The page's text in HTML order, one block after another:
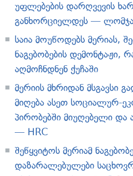
უფლებების დარღვევის
განხორციელდეს —
საია მოუწოდებს მერიას,
ნაგებობების დემონტაჟი,
აღმოჩნდნენ ქუჩაში
მერიის მხრიდან მსგავსი
მიღება ასეთ სოციალურ-
პირობებში მიუღებელი და
— HRC
შეწყვიტოს მერიამ
დაზარალებულები